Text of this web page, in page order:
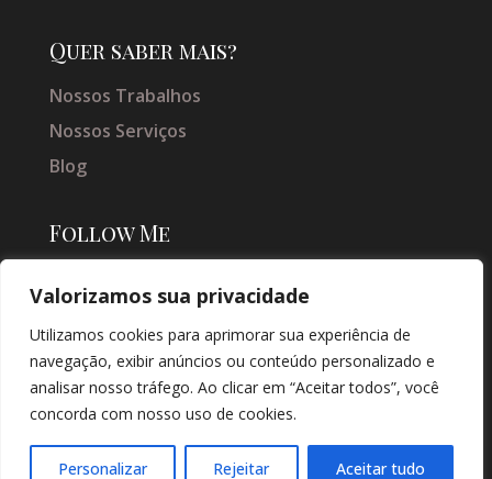
Valorizamos sua privacidade
Utilizamos cookies para aprimorar sua experiência de
navegação, exibir anúncios ou conteúdo personalizado e
analisar nosso tráfego. Ao clicar em “Aceitar todos”, você
concorda com nosso uso de cookies.
Personalizar Rejeitar Aceitar tudo
Quer saber mais?
Nossos Trabalhos
Nossos Serviços
Blog
Follow Me
SOLUÇÕES DIGITAIS |
CRIAÇÃO DE SITES